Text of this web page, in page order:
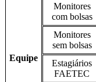
Equipe
Monitores
com bolsas
Monitores
sem bolsas
Estagiários
FAETEC